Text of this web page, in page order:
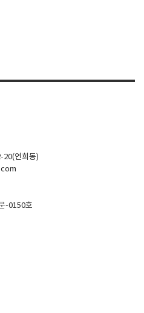
20(연희동)
-0150호